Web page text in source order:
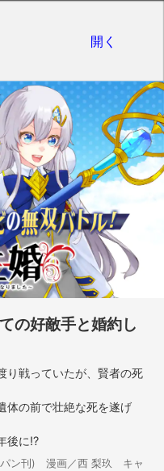
の好敵手と婚約し
り戦っていたが、賢者の死
体の前で壮絶な死を遂げ
後に!?
パン刊) 漫画／西 梨玖 キャ
開く